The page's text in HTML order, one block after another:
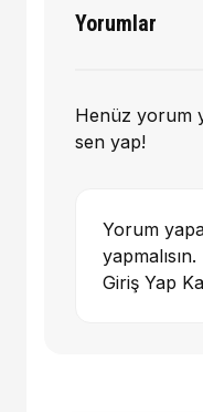
Yorumlar
Henüz yorum
sen yap!
Yorum
yapmalısın.
Giriş Yap